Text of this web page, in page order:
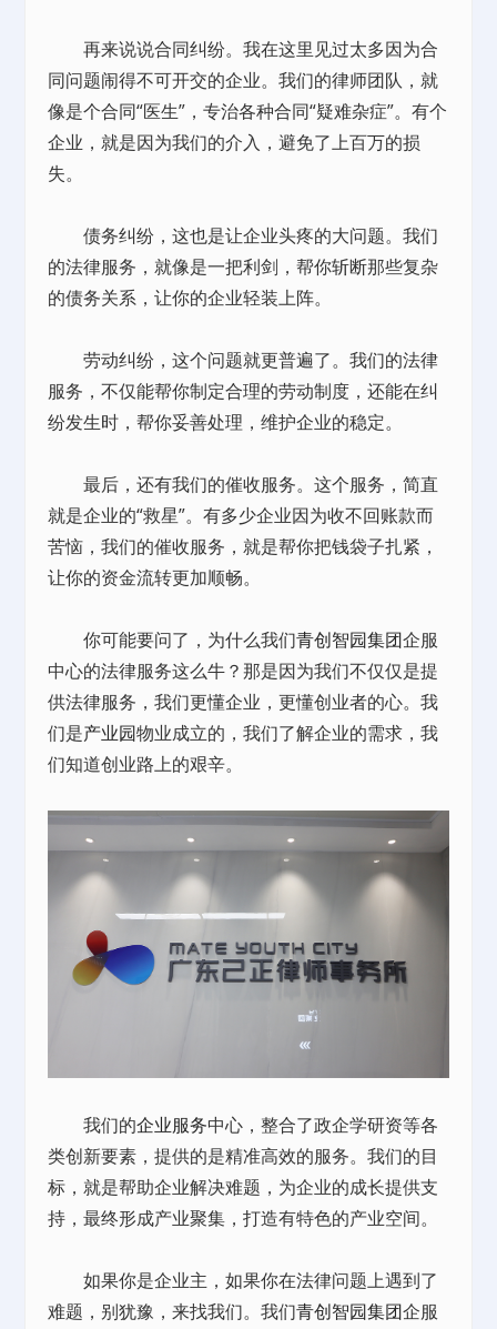
再来说说合同纠纷。我在这里见过太多因为合
同问题闹得不可开交的企业。我们的律师团队，就
像是个合同“医生”，专治各种合同“疑难杂症”。有个
企业，就是因为我们的介入，避免了上百万的损
失。
债务纠纷，这也是让企业头疼的大问题。我们
的法律服务，就像是一把利剑，帮你斩断那些复杂
的债务关系，让你的企业轻装上阵。
劳动纠纷，这个问题就更普遍了。我们的法律
服务，不仅能帮你制定合理的劳动制度，还能在纠
纷发生时，帮你妥善处理，维护企业的稳定。
最后，还有我们的催收服务。这个服务，简直
就是企业的“救星”。有多少企业因为收不回账款而
苦恼，我们的催收服务，就是帮你把钱袋子扎紧，
让你的资金流转更加顺畅。
你可能要问了，为什么我们青创智园集团企服
中心的法律服务这么牛？那是因为我们不仅仅是提
供法律服务，我们更懂企业，更懂创业者的心。我
们是产业园物业成立的，我们了解企业的需求，我
们知道创业路上的艰辛。
我们的企业服务中心，整合了政企学研资等各
类创新要素，提供的是精准高效的服务。我们的目
标，就是帮助企业解决难题，为企业的成长提供支
持，最终形成产业聚集，打造有特色的产业空间。
如果你是企业主，如果你在法律问题上遇到了
难题，别犹豫，来找我们。我们青创智园集团企服